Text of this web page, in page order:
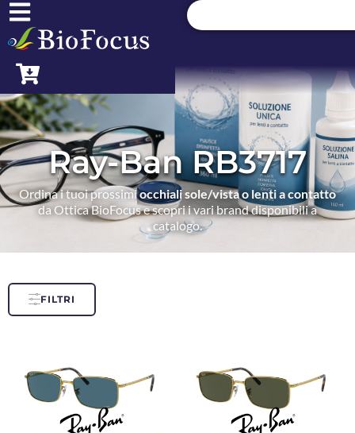
Ray-Ban RB3717
Ordina i tuoi prossimiocchiali sole/vista o lenti a contatto
da Ottica BioFocus e scopri i vari brand disponibili a
catalogo.
FILTRI